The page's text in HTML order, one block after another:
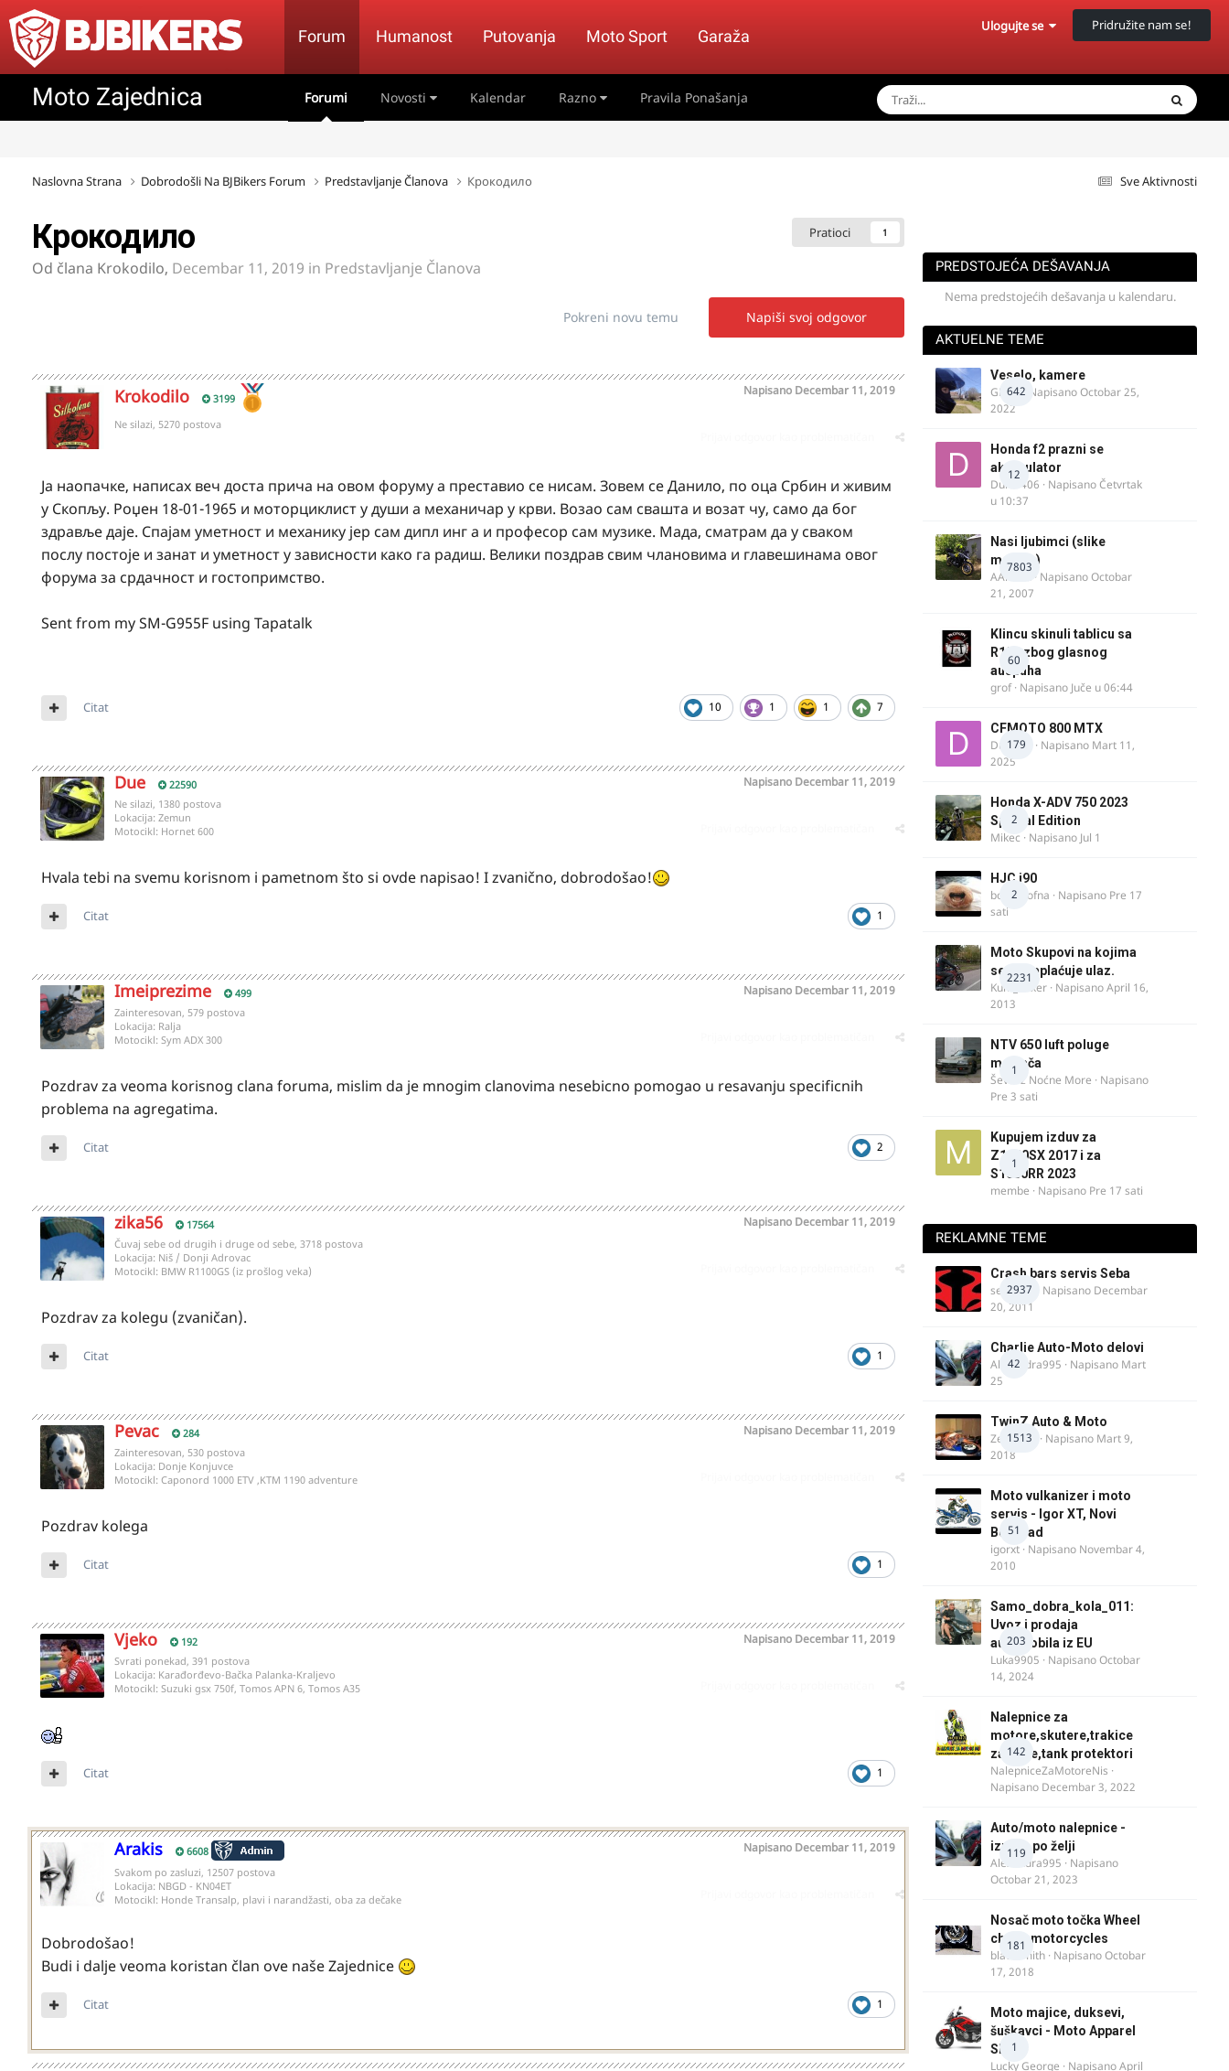
Forum Humanost Putovanja Moto Sport Garaža
Ulogujte se Pridružite nam se!
Moto Zajednica Forumi Novosti Kalendar Razno Pravila Ponašanja
Sve Aktivnosti
Naslovna Strana Dobrodošli Na BJBikers Forum Predstavljanje Članova Крокодило
Pratioci 1
Крокодило
Od člana Krokodilo, Decembar 11, 2019 in Predstavljanje Članova
Napiši svoj odgovor
Pokreni novu temu
Krokodilo 3199
Napisano Decembar 11, 2019
Ne silazi, 5270 postova
Ја наопачке, написах веч доста прича на овом форуму а преставио се нисам. Зовем се Данило, по оца Србин и живим
у Скопљу. Роџен 18-01-1965 и моторциклист у души а механичар у крви. Возао сам свашта и возат чу, само да бог
здравље даје. Спајам уметност и механику јер сам дипл инг а и професор сам музике. Мада, сматрам да у сваком
послу постоје и занат и уметност у зависности како га радиш. Велики поздрав свим члановима и главешинама овог
форума за срдачност и гостопримство.
Sent from my SM-G955F using Tapatalk
10 1 1 7
Citat
Due 22590 Napisano Decembar 11, 2019
Ne silazi, 1380 postova
Lokacija: Zemun
Motocikl: Hornet 600
Hvala tebi na svemu korisnom i pametnom što si ovde napisao! I zvanično, dobrodošao!
1
Citat
Imeiprezime 499 Napisano Decembar 11, 2019
Zainteresovan, 579 postova
Lokacija: Ralja
Motocikl: Sym ADX 300
Pozdrav za veoma korisnog clana foruma, mislim da je mnogim clanovima nesebicno pomogao u resavanju specificnih
problema na agregatima.
2
Citat
zika56 17564 Napisano Decembar 11, 2019
Čuvaj sebe od drugih i druge od sebe, 3718 postova
Lokacija: Niš / Donji Adrovac
Motocikl: BMW R1100GS (iz prošlog veka)
Pozdrav za kolegu (zvaničan).
1
Citat
Pevac 284 Napisano Decembar 11, 2019
Zainteresovan, 530 postova
Lokacija: Donje Konjuvce
Motocikl: Caponord 1000 ETV ,KTM 1190 adventure
Pozdrav kolega
1
Citat
Vjeko 192 Napisano Decembar 11, 2019
Svrati ponekad, 391 postova
Lokacija: Karađorđevo-Bačka Palanka-Kraljevo
Motocikl: Suzuki gsx 750f, Tomos APN 6, Tomos A35
1
Citat
Arakis 6608 Napisano Decembar 11, 2019
Svakom po zasluzi, 12507 postova
Lokacija: NBGD - KN04ET
Motocikl: Honde Transalp, plavi i narandžasti, oba za dečake
Dobrodošao!
Budi i dalje veoma koristan član ove naše Zajednice
1
Citat
PREDSTOJEĆA DEŠAVANJA
Nema predstojećih dešavanja u kalendaru.
AKTUELNE TEME
642
Veselo, kamere
GR 46· NapisanoOctobar 25,
2022
12
Honda f2 prazni se
akomulator
Dule1406 · NapisanoČetvrtak
u 10:37
7803
Nasi ljubimci (slike
motora)
AArnold · NapisanoOctobar
21, 2007
60
Klincu skinuli tablicu sa
R125 zbog glasnog
auspuha
grof· Napisano Juče u 06:44
179
CFMOTO 800 MTX
Duta_91 · Napisano Mart 11,
2025
2
Honda X-ADV 750 2023
Special Edition
Mikec · Napisano Jul 1
2
HJC i90
bobi_krofna · Napisano Pre 17
sati
2231
Moto Skupovi na kojima
se ne naplaćuje ulaz.
Kum_Mixer · NapisanoApril 16,
2013
1
NTV 650 luft poluge
menjača
Ševa iz Noćne More · Napisano
Pre 3 sati
1
Kupujem izduv za
Z1000SX 2017 i za
S1000RR 2023
membe · Napisano Pre 17 sati
REKLAMNE TEME
2937
Crash bars servis Seba
seba011 · Napisano Decembar
20, 2011
42
Charlie Auto-Moto delovi
Alexandra995 · Napisano Mart
25
1513
TwinZ Auto & Moto
Zeljkamp · Napisano Mart 9,
2018
51
Moto vulkanizer i moto
servis - Igor XT, Novi
Beograd
igorxt · Napisano Novembar 4,
2010
203
Samo_dobra_kola_011:
Uvoz i prodaja
automobila iz EU
Luka9905 · NapisanoOctobar
14, 2024
142
Nalepnice za
motore,skutere,trakice
za felne,tank protektori
NalepniceZaMotoreNis ·
Napisano Decembar 3, 2022
119
Auto/moto nalepnice -
izrada po želji
Alexandra995 · Napisano
Octobar 21, 2023
181
Nosač moto točka Wheel
chock motorcycles
blacksmith · NapisanoOctobar
17, 2018
1
Moto majice, duksevi,
šuškavci - Moto Apparel
SRB
Lucky George · NapisanoApril